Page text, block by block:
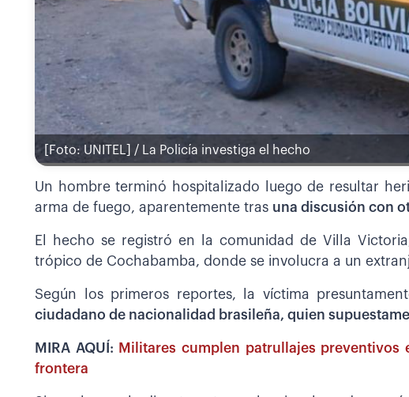
[Foto: UNITEL] / La Policía investiga el hecho
Un hombre terminó hospitalizado luego de resultar
arma de fuego, aparentemente tras una discusión con
El hecho se registró en la comunidad de Villa
trópico de Cochabamba, donde se involucra a un
Según los primeros reportes, la víctima
ciudadano de nacionalidad brasileña, quien
MIRA AQUÍ: Militares cumplen patrullajes preventivos
frontera